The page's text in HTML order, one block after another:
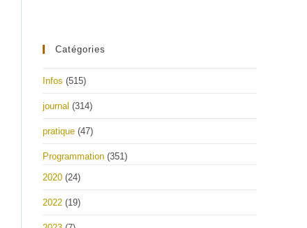
Catégories
Infos (515)
journal (314)
pratique (47)
Programmation (351)
2020 (24)
2022 (19)